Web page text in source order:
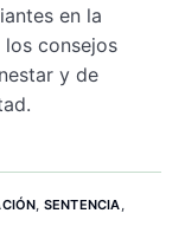
en la
los consejos
y de
, SENTENCIA,